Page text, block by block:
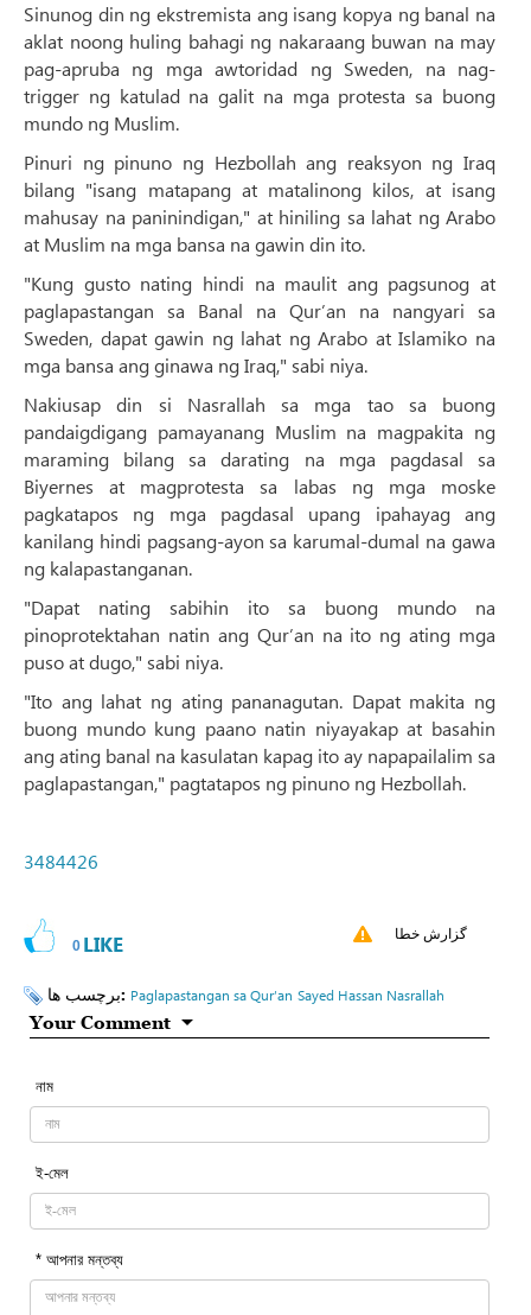
Sinunog din ng ekstremista ang isang kopya ng banal na
aklat noong huling bahagi ng nakaraang buwan na may
pag-apruba ng mga awtoridad ng Sweden, na nag-
trigger ng katulad na galit na mga protesta sa buong
mundo ng Muslim.
Pinuri ng pinuno ng Hezbollah ang reaksyon ng Iraq
bilang "isang matapang at matalinong kilos, at isang
mahusay na paninindigan," at hiniling sa lahat ng Arabo
at Muslim na mga bansa na gawin din ito.
"Kung gusto nating hindi na maulit ang pagsunog at
paglapastangan sa Banal na Qur’an na nangyari sa
Sweden, dapat gawin ng lahat ng Arabo at Islamiko na
mga bansa ang ginawa ng Iraq," sabi niya.
Nakiusap din si Nasrallah sa mga tao sa buong
pandaigdigang pamayanang Muslim na magpakita ng
maraming bilang sa darating na mga pagdasal sa
Biyernes at magprotesta sa labas ng mga moske
pagkatapos ng mga pagdasal upang ipahayag ang
kanilang hindi pagsang-ayon sa karumal-dumal na gawa
ng kalapastanganan.
"Dapat nating sabihin ito sa buong mundo na
pinoprotektahan natin ang Qur’an na ito ng ating mga
puso at dugo," sabi niya.
"Ito ang lahat ng ating pananagutan. Dapat makita ng
buong mundo kung paano natin niyayakap at basahin
ang ating banal na kasulatan kapag ito ay napapailalim sa
paglapastangan," pagtatapos ng pinuno ng Hezbollah.
3484426
0 LIKE گزارش خطا
برچسب ها: Paglapastangan sa Qur’an Sayed Hassan Nasrallah
Your Comment
নাম
ই-মেল
* আপনার মন্তব্য